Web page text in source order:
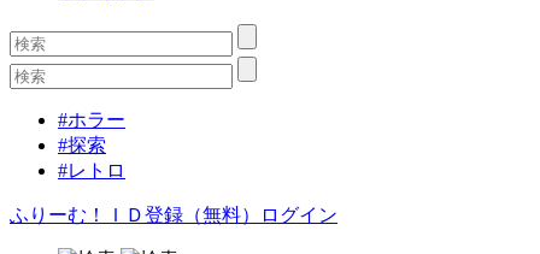
#ホラー
#探索
#レトロ
ふりーむ！ＩＤ登録（無料） ログイン